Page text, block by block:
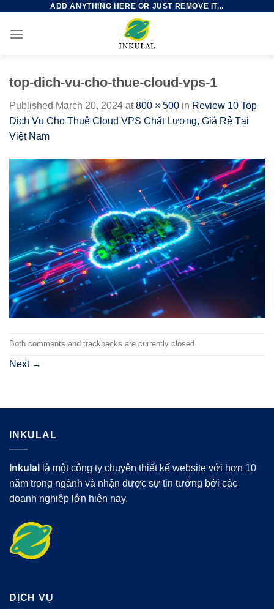
content
ADD ANYTHING HERE OR JUST REMOVE IT...
top-dich-vu-cho-thue-cloud-vps-1
Published March 20, 2024 at800 × 500 in Review 10 Top
Dịch Vụ Cho Thuê Cloud VPS Chất Lượng, Giá Rẻ Tại
Việt Nam
Both comments and trackbacks are currently closed.
Next →
INKULAL
Inkulal
là một công ty chuyên thiết kế website với hơn 10
năm trong ngành và nhận được sự tin tưởng bởi các
doanh nghiệp lớn hiện nay.
DỊCH VỤ